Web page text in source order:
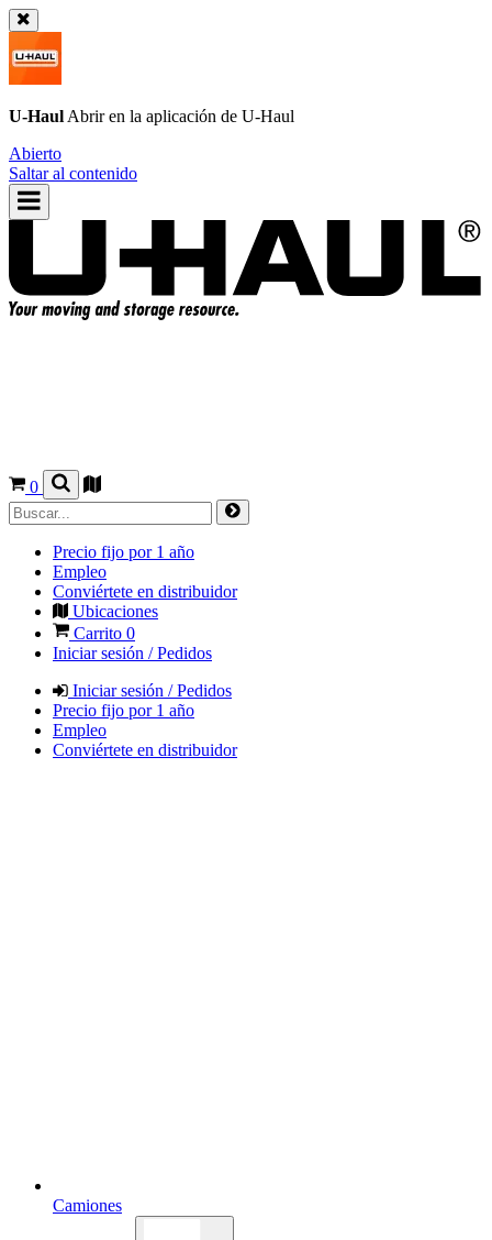
U-Haul Abrir en la aplicación de U-Haul
Abierto
Saltar al contenido
0
Precio fijo por 1 año
Empleo
Conviértete en distribuidor
Ubicaciones
Carrito 0
Iniciar sesión / Pedidos
Iniciar sesión / Pedidos
Precio fijo por 1 año
Empleo
Conviértete en distribuidor
Camiones